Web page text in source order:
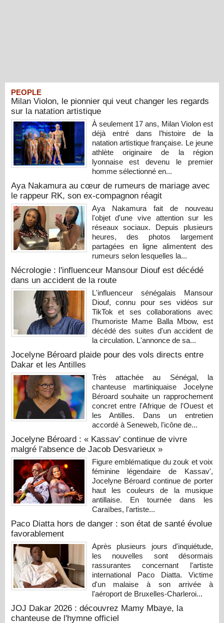
PEOPLE
Milan Violon, le pionnier qui veut changer les regards
sur la natation artistique
À seulement 17 ans, Milan Violon est
déjà entré dans l’histoire de la
natation artistique française. Le jeune
athlète originaire de la région
lyonnaise est devenu le premier
homme sélectionné en...
Aya Nakamura au cœur de rumeurs de mariage avec
le rappeur RK, son ex-compagnon réagit
Aya Nakamura fait de nouveau
l'objet d'une vive attention sur les
réseaux sociaux. Depuis plusieurs
heures, des photos largement
partagées en ligne alimentent des
rumeurs selon lesquelles la...
Nécrologie : l'influenceur Mansour Diouf est décédé
dans un accident de la route
L'influenceur sénégalais Mansour
Diouf, connu pour ses vidéos sur
TikTok et ses collaborations avec
l'humoriste Mame Balla Mbow, est
décédé des suites d'un accident de
la circulation. L'annonce de sa...
Jocelyne Béroard plaide pour des vols directs entre
Dakar et les Antilles
Très attachée au Sénégal, la
chanteuse martiniquaise Jocelyne
Béroard souhaite un rapprochement
concret entre l'Afrique de l'Ouest et
les Antilles. Dans un entretien
accordé à Seneweb, l'icône de...
Jocelyne Béroard : « Kassav' continue de vivre
malgré l'absence de Jacob Desvarieux »
Figure emblématique du zouk et voix
féminine légendaire de Kassav',
Jocelyne Béroard continue de porter
haut les couleurs de la musique
antillaise. En tournée dans les
Caraïbes, l'artiste...
Paco Diatta hors de danger : son état de santé évolue
favorablement
Après plusieurs jours d'inquiétude,
les nouvelles sont désormais
rassurantes concernant l'artiste
international Paco Diatta. Victime
d'un malaise à son arrivée à
l'aéroport de Bruxelles-Charleroi...
JOJ Dakar 2026 : découvrez Mamy Mbaye, la
chanteuse de l'hymne officiel